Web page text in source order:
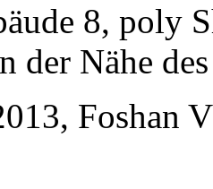
8, poly
der Nähe
Foshan